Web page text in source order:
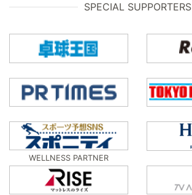
SPECIAL SUPPORTERS
WELLNESS PARTNER